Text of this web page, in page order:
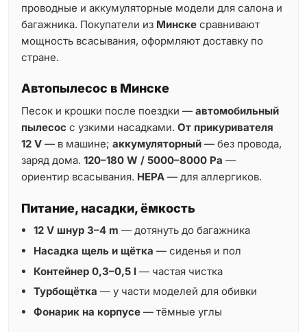
проводные и аккумуляторные модели для салона и
багажника. Покупатели из Минске сравнивают
мощность всасывания, оформляют доставку по
стране.
Автопылесос в Минске
Песок и крошки после поездки — автомобильный
пылесос с узкими насадками. От прикуривателя
12 V — в машине; аккумуляторный — без провода,
заряд дома. 120–180 W / 5000–8000 Pa —
ориентир всасывания. HEPA — для аллергиков.
Питание, насадки, ёмкость
12 V шнур 3–4 m — дотянуть до багажника
Насадка щель и щётка — сиденья и пол
Контейнер 0,3–0,5 l — частая чистка
Турбощётка — у части моделей для обивки
Фонарик на корпусе — тёмные углы